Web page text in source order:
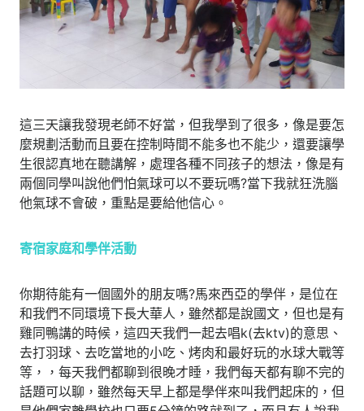
這三天讓我發現老師不好當，但我學到了很多，像是要怎
麼規劃活動而且要在控制時間不能多也不能少，還要讓學
生很認真地在聽講解，處理各種不同孩子的想法，像是有
兩個同學叫說他們怕氣球可以不要玩嗎?當下我就狂洗腦
他氣球不會破，重點是要給他信心。
寄宿家庭和學伴活動
你期待能有一個國外的朋友嗎?馬來西亞的學伴，是位在
和我們不同環境下長大華人，雖然都是說國文，但也是有
雞同鴨講的時候，這四天我們一起去唱k(去ktv)的意思、
去打羽球、去吃當地的小吃、烤肉和最好玩的水球大戰等
等，，每天我們都聊到很晚才睡，我們每天都有聊不完的
話題可以聊，雖然每天早上都是學伴來叫我們起床的，但